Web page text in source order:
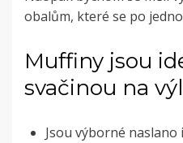
obalům, které se po
Muffiny jsou
svačinou na
Jsou výborné naslano